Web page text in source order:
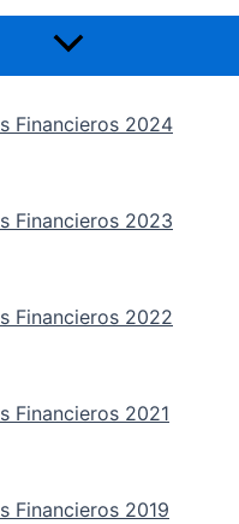
Financieros 2024
Financieros 2023
Financieros 2022
Financieros 2021
Financieros 2019